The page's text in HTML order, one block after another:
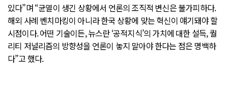
있다”며 “균열이 생긴 상황에서 언론의 조직적 변신은 불가피하다.
해외 사례 벤치마킹이 아니라 한국 상황에 맞는 혁신이 얘기돼야 할
시점이다. 어떤 기술이든, 뉴스란 ‘공적지식’의 가치에 대한 설득, 퀄
리티 저널리즘의 방향성을 언론이 놓지 말아야 한다는 점은 명백하
다”고 했다.